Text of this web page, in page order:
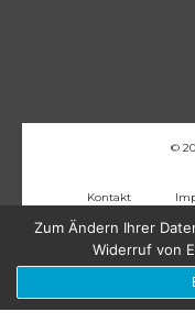
©
Kontakt
Zum Ändern Ihrer
Widerruf von